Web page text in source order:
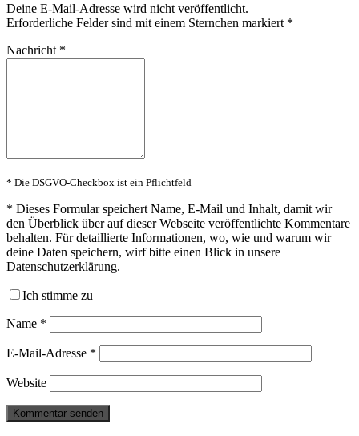
Deine E-Mail-Adresse wird nicht veröffentlicht.
Erforderliche Felder sind mit einem Sternchen markiert *
Nachricht *
* Die DSGVO-Checkbox ist ein Pflichtfeld
* Dieses Formular speichert Name, E-Mail und Inhalt, damit wir
den Überblick über auf dieser Webseite veröffentlichte Kommentare
behalten. Für detaillierte Informationen, wo, wie und warum wir
deine Daten speichern, wirf bitte einen Blick in unsere
Datenschutzerklärung.
Ich stimme zu
Name *
E-Mail-Adresse *
Website